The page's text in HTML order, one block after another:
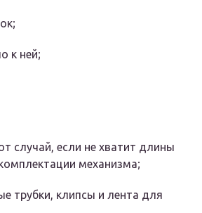
к ней;
случай, если не хватит длины
механизма;
трубки, клипсы и лента для